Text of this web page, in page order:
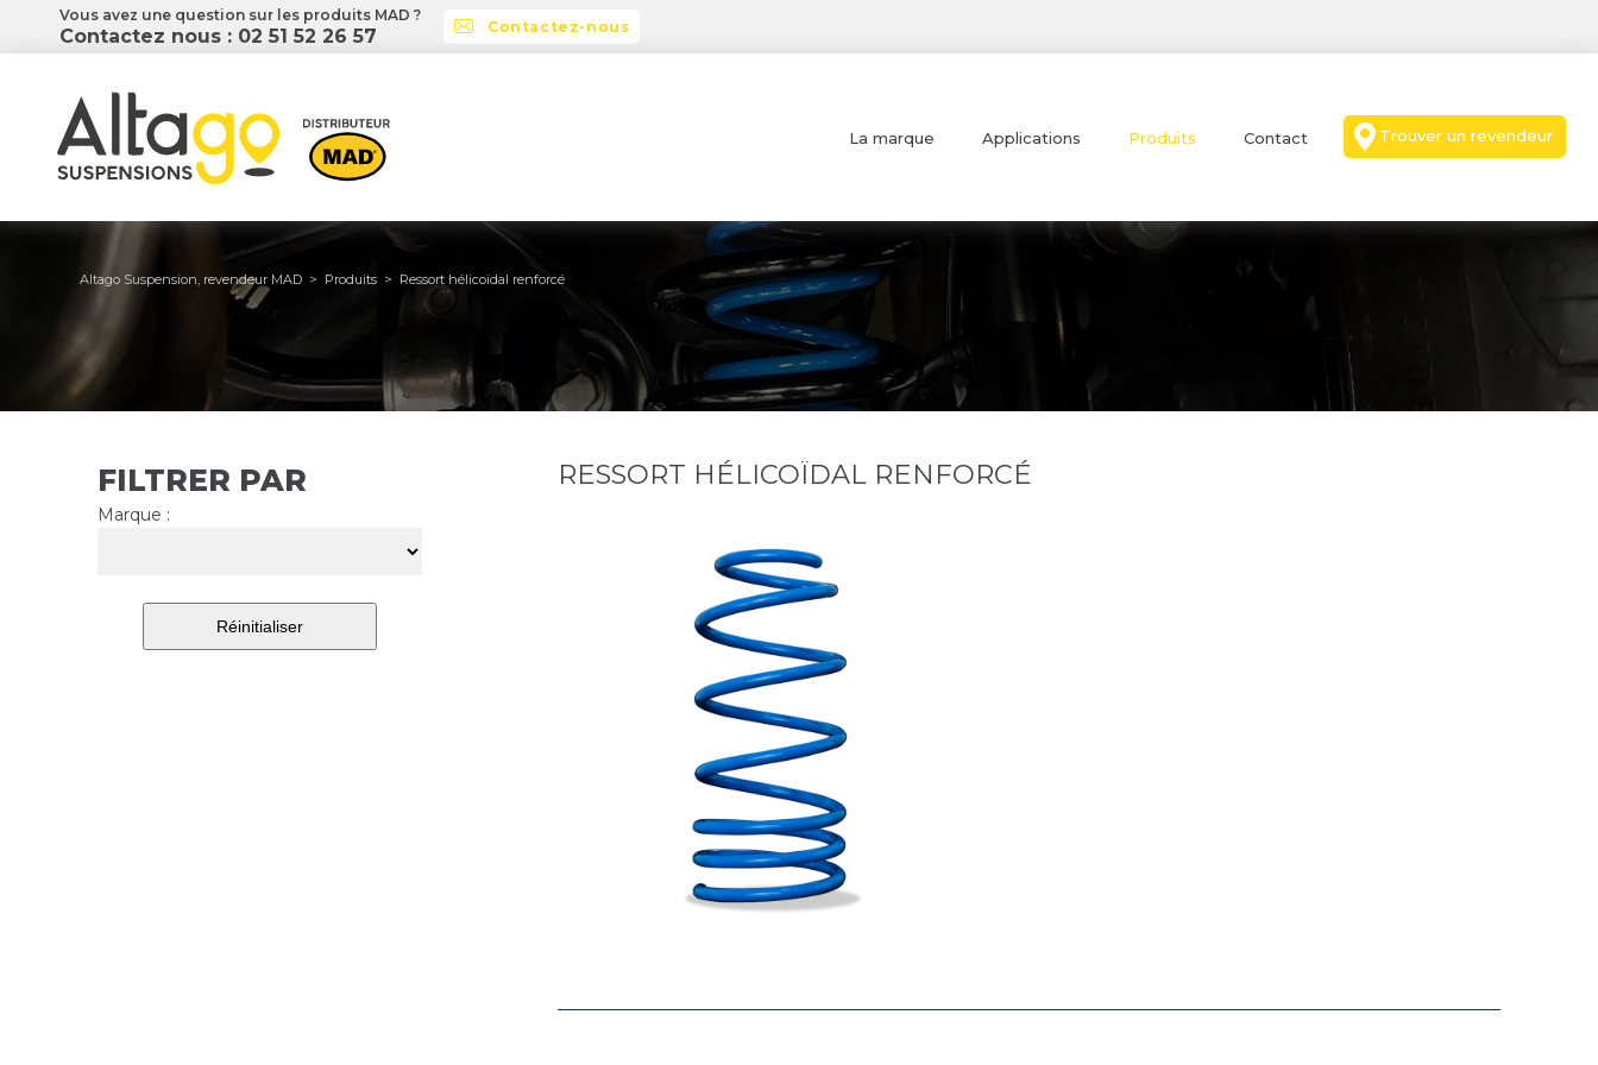
Vous avez une question sur les produits MAD ?
Contactez nous : 02 51 52 26 57 Contactez-nous
La marque Applications Produits Contact Trouver un revendeur
Altago Suspension, revendeur MAD > Produits > Ressort hélicoïdal renforcé
RESSORT HÉLICOÏDAL RENFORCÉ
FILTRER PAR
Marque :